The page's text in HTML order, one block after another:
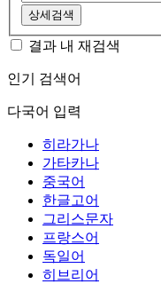
상세검색
결과 내 재검색
인기 검색어
다국어 입력
히라가나
가타카나
중국어
한글고어
그리스문자
프랑스어
독일어
히브리어